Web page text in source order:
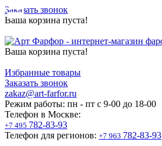
Заказать звонок
Ваша корзина пуста!
Ваша корзина пуста!
Избранные товары
Заказать звонок
zakaz@art-farfor.ru
Режим работы: пн - пт c 9-00 до 18-00
Телефон в Москве:
+7 495 782-83-93
Телефон для регионов: +7 963 782-83-93